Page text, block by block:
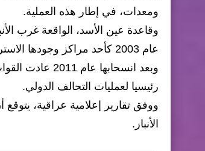
ومعدات، في إطار هذه العملية.
وقاعدة عين الأسد، الواقعة غرب
عام 2003 كأحد مراكز وجودها الاستراتيجي في البلاد.
رئيسيا لعمليات التحالف الدولي.
ووفق تقارير إعلامية عراقية،
الأنبار.